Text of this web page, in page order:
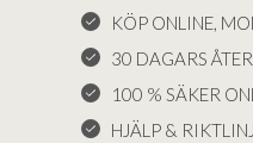
KÖP ONLINE,
30 DAGARS
100 % SÄKER
HJÄLP &